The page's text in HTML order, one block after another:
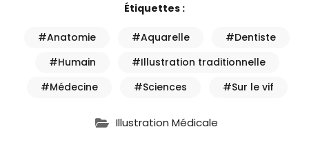
Étiquettes :
#Anatomie #Aquarelle
#Dentiste
#Humain
#Illustration traditionnelle
#Médecine
#Sciences #Sur le vif
Illustration Médicale